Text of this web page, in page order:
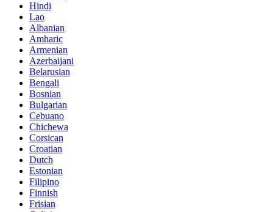
Hindi
Lao
Albanian
Amharic
Armenian
Azerbaijani
Belarusian
Bengali
Bosnian
Bulgarian
Cebuano
Chichewa
Corsican
Croatian
Dutch
Estonian
Filipino
Finnish
Frisian